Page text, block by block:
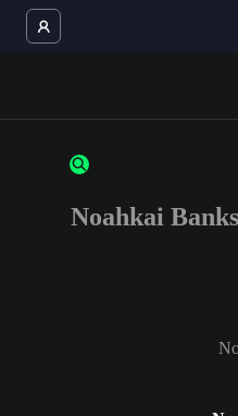
Noahkai